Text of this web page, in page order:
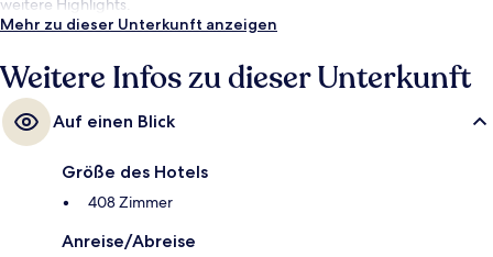
weitere Highlights.
Mehr zu dieser Unterkunft anzeigen
Weitere Infos zu dieser Unterkunft
Auf einen Blick
Größe des Hotels
408 Zimmer
Anreise/Abreise